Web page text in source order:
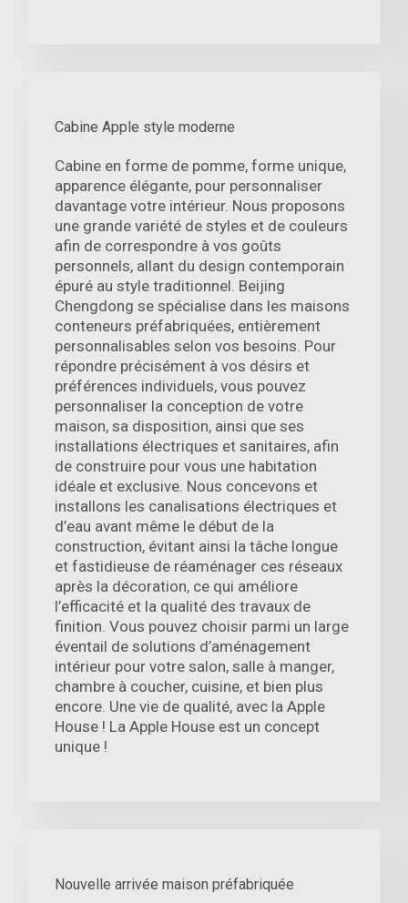
Cabine Apple style moderne
Cabine en forme de pomme, forme unique,
apparence élégante, pour personnaliser
davantage votre intérieur. Nous proposons
une grande variété de styles et de couleurs
afin de correspondre à vos goûts
personnels, allant du design contemporain
épuré au style traditionnel. Beijing
Chengdong se spécialise dans les maisons
conteneurs préfabriquées, entièrement
personnalisables selon vos besoins. Pour
répondre précisément à vos désirs et
préférences individuels, vous pouvez
personnaliser la conception de votre
maison, sa disposition, ainsi que ses
installations électriques et sanitaires, afin
de construire pour vous une habitation
idéale et exclusive. Nous concevons et
installons les canalisations électriques et
d’eau avant même le début de la
construction, évitant ainsi la tâche longue
et fastidieuse de réaménager ces réseaux
après la décoration, ce qui améliore
l’efficacité et la qualité des travaux de
finition. Vous pouvez choisir parmi un large
éventail de solutions d’aménagement
intérieur pour votre salon, salle à manger,
chambre à coucher, cuisine, et bien plus
encore. Une vie de qualité, avec la Apple
House ! La Apple House est un concept
unique !
Nouvelle arrivée maison préfabriquée